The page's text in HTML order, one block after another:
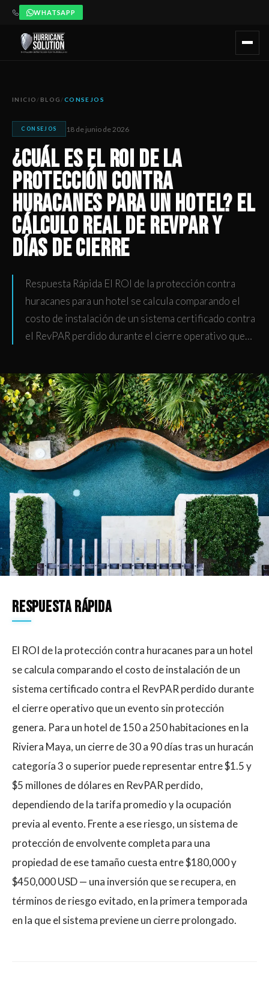
WHATSAPP
INICIO / BLOG /CONSEJOS
CONSEJOS 18 de junio de 2026
¿Cuál Es El ROI De La
Protección Contra
Huracanes Para Un Hotel? El
Cálculo Real De RevPAR Y
Días De Cierre
Respuesta Rápida El ROI de la protección contra
huracanes para un hotel se calcula comparando el
costo de instalación de un sistema certificado contra
el RevPAR perdido durante el cierre operativo que…
Respuesta Rápida
El ROI de la protección contra huracanes para un hotel
se calcula comparando el costo de instalación de un
sistema certificado contra el RevPAR perdido durante
el cierre operativo que un evento sin protección
genera. Para un hotel de 150 a 250 habitaciones en la
Riviera Maya, un cierre de 30 a 90 días tras un huracán
categoría 3 o superior puede representar entre $1.5 y
$5 millones de dólares en RevPAR perdido,
dependiendo de la tarifa promedio y la ocupación
previa al evento. Frente a ese riesgo, un sistema de
protección de envolvente completa para una
propiedad de ese tamaño cuesta entre $180,000 y
$450,000 USD — una inversión que se recupera, en
términos de riesgo evitado, en la primera temporada
en la que el sistema previene un cierre prolongado.